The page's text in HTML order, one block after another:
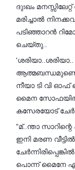
ദുഃഖം
മരിച്ചാൽ
പടിഞ്ഞാറൻ
ചെയ്തു..
'ശരിയാ..ശരിയാ..
നീയാ ടി വി ഓഫ്
മൈന സോഫയിൽ
കസേരയോട്
"മ്..ന്താ സാറിന്റെ
ഇനി മരണ
ചേർന്നിരിപ്പെങ്കിൽ
പൊന്ന് മൈനേ